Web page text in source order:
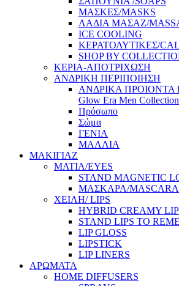
ΜΑΣΚΕΣ/MASKS
ΛΑΔΙΑ ΜΑΣΑΖ/
ICE COOLING
ΚΕΡΑΤΟΛΥΤΙΚΕΣ/
SHOP BY
ΚΕΡΙΑ-ΑΠΟΤΡΙΧΩΣΗ
ΑΝΔΡΙΚΗ ΠΕΡΙΠΟΙΗΣΗ
ΑΝΔΡΙΚΑ ΠΡΟΙΟΝΤΑ
Glow Era Men Collection
Πρόσωπο
Σώμα
ΓΕΝΙΑ
ΜΑΛΛΙΑ
ΜΑΚΙΓΙΑΖ
ΜΑΤΙΑ/EYES
STAND MAGNETIC
ΜΑΣΚΑΡΑ/MASCARA
ΧΕΙΛΗ/ LIPS
HYBRID CREAMY
STAND LIPS TO
LIP GLOSS
LIPSTICK
LIP LINERS
ΑΡΩΜΑΤΑ
HOME DIFFUSERS